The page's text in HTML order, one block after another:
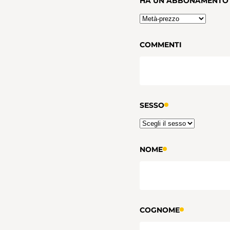
COMMENTI
SESSO
NOME
COGNOME